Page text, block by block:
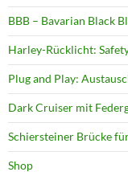
BBB – Bavarian Black
Harley-Rücklicht:
Plug and Play:
Dark Cruiser mit
Schiersteiner Brücke
Shop